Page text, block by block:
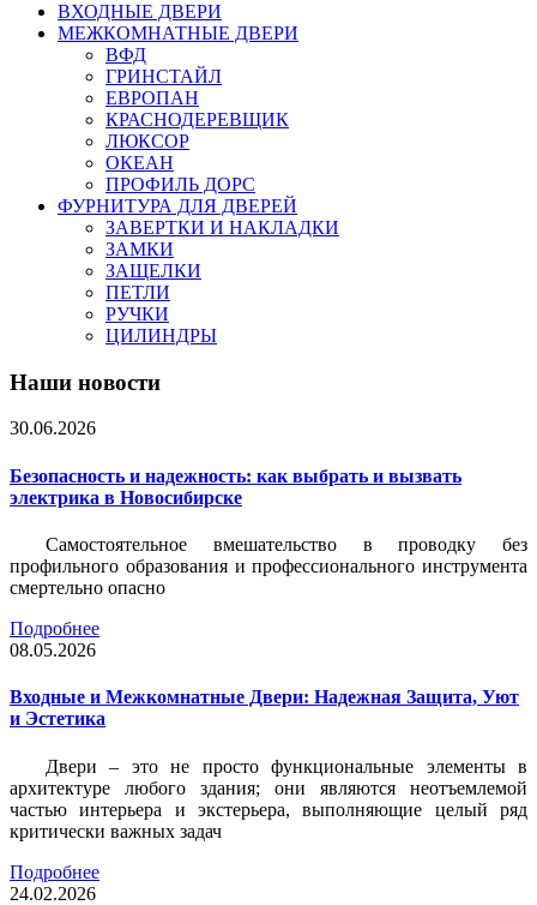
ВХОДНЫЕ ДВЕРИ
МЕЖКОМНАТНЫЕ ДВЕРИ
ВФД
ГРИНСТАЙЛ
ЕВРОПАН
КРАСНОДЕРЕВЩИК
ЛЮКСОР
ОКЕАН
ПРОФИЛЬ ДОРС
ФУРНИТУРА ДЛЯ ДВЕРЕЙ
ЗАВЕРТКИ И НАКЛАДКИ
ЗАМКИ
ЗАЩЕЛКИ
ПЕТЛИ
РУЧКИ
ЦИЛИНДРЫ
Наши новости
30.06.2026
Безопасность и надежность: как выбрать и вызвать
электрика в Новосибирске
Самостоятельное вмешательство в проводку без
профильного образования и профессионального инструмента
смертельно опасно
Подробнее
08.05.2026
Входные и Межкомнатные Двери: Надежная Защита, Уют
и Эстетика
Двери – это не просто функциональные элементы в
архитектуре любого здания; они являются неотъемлемой
частью интерьера и экстерьера, выполняющие целый ряд
критически важных задач
Подробнее
24.02.2026